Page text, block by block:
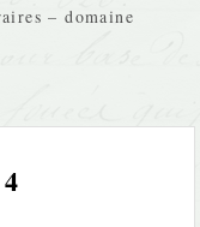
– domaine